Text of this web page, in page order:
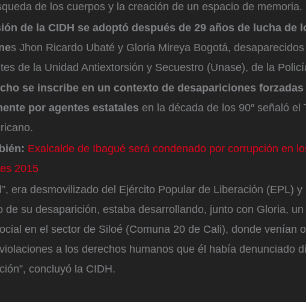
de los cuerpos y la creación de un espacio de memoria.
de la CIDH se adoptó después de 29 años de lucha de
s Jhon Ricardo Ubaté y Gloria Mireya Bogotá,
de la Unidad Antiextorsión y Secuestro (Unase), de la
se inscribe en un contexto de desapariciones
por agentes estatales en la década de los 90″ señaló el
Exalcalde de Ibagué será condenado por corrupción en
2015
era desmovilizado del Ejército Popular de Liberación (EPL) y
de su desaparición, estaba desarrollando, junto con Gloria,
en el sector de Siloé (Comuna 20 de Cali), donde venían
a los derechos humanos que él había denunciado
concluyó la CIDH.